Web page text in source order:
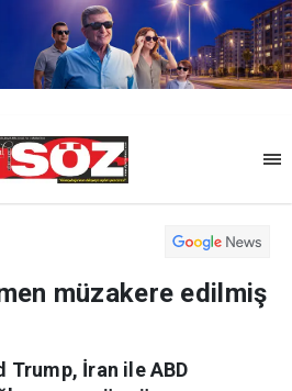
müzakere edilmiş
Trump, İran ile ABD